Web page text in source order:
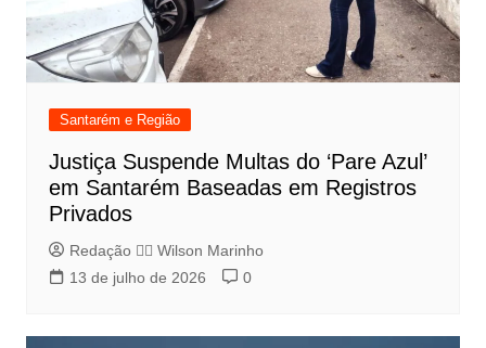
Santarém e Região
Justiça Suspende Multas do ‘Pare Azul’
em Santarém Baseadas em Registros
Privados
Redação 👨‍⚖️​ Wilson Marinho
13 de julho de 2026
0